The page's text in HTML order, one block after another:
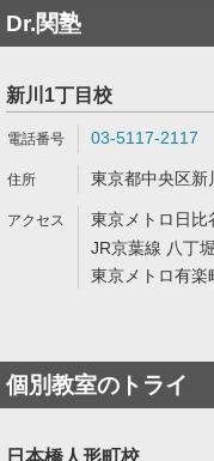
Dr.関塾
新川1丁目校
03-5117-2117
東京都中央区
東京メトロ日比
JR京葉線 八丁
東京メトロ有楽
個別教室のトライ
日本橋人形町校